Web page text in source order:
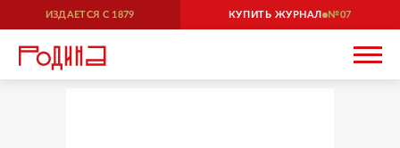
ИЗДАЕТСЯ С 1879 КУПИТЬ ЖУРНАЛ 07